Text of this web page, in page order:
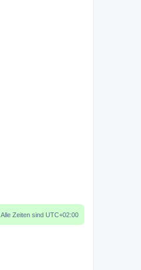
Alle Zeiten sind UTC+02:00